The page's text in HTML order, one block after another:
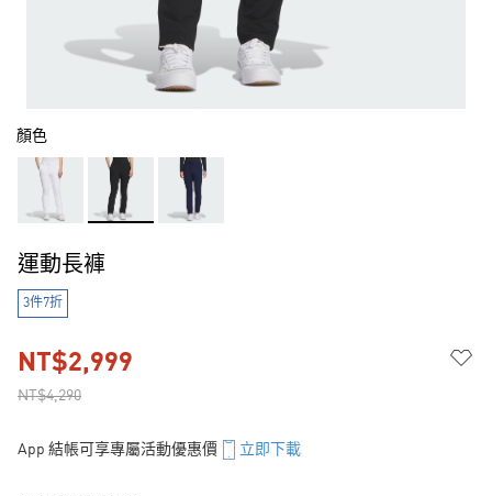
顏色
運動長褲
3件7折
NT$4,290
NT$2,999
App 結帳可享專屬活動優惠價 立即下載